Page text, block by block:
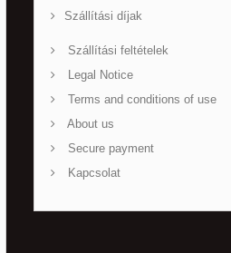
Szállítási díjak
Szállítási feltételek
Legal Notice
Terms and conditions of use
About us
Secure payment
Kapcsolat